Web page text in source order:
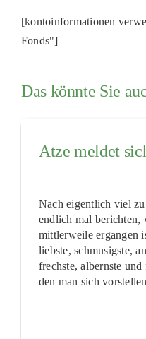
[kontoinformationen
Fonds"]
Das könnte Sie
Atze meldet
Nach eigentlich viel
endlich mal berichten,
mittlerweile ergangen
liebste, schmusigste,
frechste, albernste
den man sich